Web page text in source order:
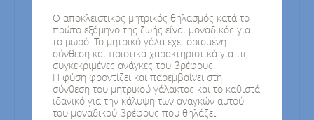
Ο αποκλειστικός μητρικός θηλασμός κατά το
πρώτο εξάμηνο της ζωής είναι μοναδικός για
το μωρό. Το μητρικό γάλα έχει ορισμένη
σύνθεση και ποιοτικά χαρακτηριστικά για τις
συγκεκριμένες ανάγκες του βρέφους.
Η φύση φροντίζει και παρεμβαίνει στη
σύνθεση του μητρικού γάλακτος και το καθιστά
ιδανικό για την κάλυψη των αναγκών αυτού
του μοναδικού βρέφους που θηλάζει.